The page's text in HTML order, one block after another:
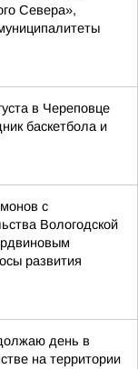
Севера»,
в Череповце
баскетбола и
с
Вологодской
развития
день в
на территории